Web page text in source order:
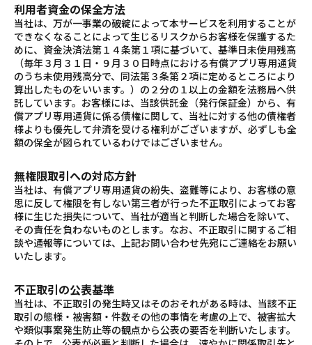
利用者資金の保全方法
当社は、万が一事業の破綻によって本サービスを利用することが
できなくなることによって生じるリスクからお客様を保護するた
めに、資金決済法第１４条第１項に基づいて、基準日未使用残高
（毎年３月３１日・９月３０日時点における有償アプリ専用通貨
のうち未使用残高分で、同法第３条第２項に定めるところにより
算出したものをいいます。）の２分の１以上の金額を法務局へ供
託しています。お客様には、当該供託金（発行保証金）から、有
償アプリ専用通貨に係る債権に関して、当社に対する他の債権者
様よりも優先して弁済を受ける権利がございますが、必ずしも全
額の保全が図られているわけではございません。
無権限取引への対応方針
当社は、有償アプリ専用通貨の紛失、盗難等により、お客様の意
思に反して権限を有しない第三者が行った不正取引によってお客
様に生じた損失について、当社が適当と判断した場合を除いて、
その責任を負わないものとします。なお、不正取引に関するご相
談や通報等については、上記お問い合わせ先宛にご連絡をお願い
いたします。
不正取引の公表基準
当社は、不正取引の発生時又はそのおそれがある時は、当該不正
取引の態様・被害額・件数その他の事情を考慮の上で、被害拡大
や類似事案発生防止等の観点から公表の要否を判断いたします。